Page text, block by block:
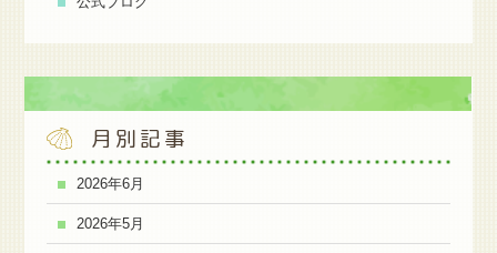
月別記事
2026年6月
2026年5月